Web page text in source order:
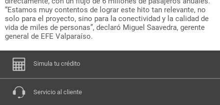
“Estamos muy contentos de lograr este hito tan relevante, no
solo para el proyecto, sino para la conectividad y la calidad de
vida de miles de personas”, declaró Miguel Saavedra, gerente
general de EFE Valparaíso.
Simula tu crédito
Servicio al cliente